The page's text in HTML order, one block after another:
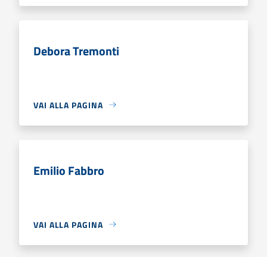
Debora Tremonti
VAI ALLA PAGINA
Emilio Fabbro
VAI ALLA PAGINA